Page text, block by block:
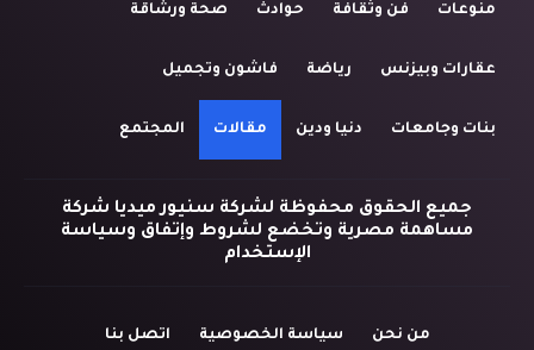
منوعات فن وثقافة حوادث صحة ورشاقة
عقارات وبيزنس رياضة فاشون وتجميل
بنات وجامعات دنيا ودين مقالات المجتمع
جميع الحقوق محفوظة لشركة سنيور ميديا شركة
مساهمة مصرية وتخضع لشروط وإتفاق وسياسة
الإستخدام
من نحن سياسة الخصوصية اتصل بنا